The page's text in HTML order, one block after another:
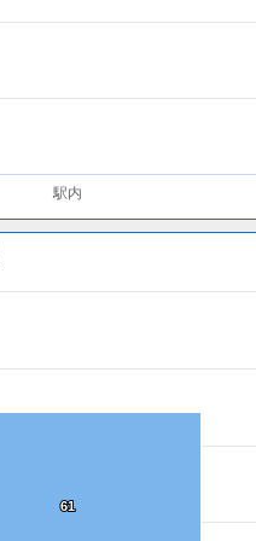
駅内
61
61